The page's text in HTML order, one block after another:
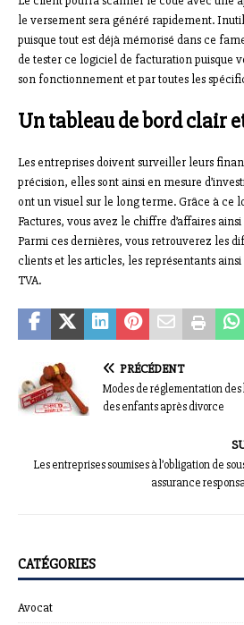
le versement sera généré rapidement.
puisque tout est déjà mémorisé dans ce
de tester ce logiciel de facturation puisque
son fonctionnement et par toutes les
Un tableau de bord clair
Les entreprises doivent surveiller leurs
précision, elles sont ainsi en mesure
ont un visuel sur le long terme. Grâce à ce
Factures, vous avez le chiffre d’affaires
Parmi ces dernières, vous retrouverez les
clients et les articles, les représentants ainsi
TVA.
PRÉCÉDENT
Modes de réglementation
des enfants après divorce
Les entreprises soumises à l’obligation de
assurance
CATÉGORIES
Avocat